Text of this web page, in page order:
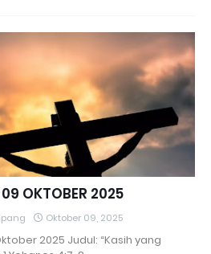
OKTOBER 2025
Oktober 09, 2025
2025 Judul: “Kasih yang